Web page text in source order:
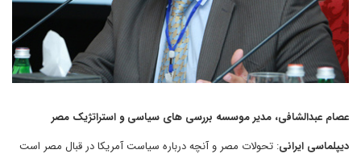
عصام عبدالشافی، مدیر موسسه بررسی های سیاسی و استراتژیک مصر
دیپلماسی ایرانی: تحولات مصر و آنچه درباره سیاست آمریکا در قبال مصر است